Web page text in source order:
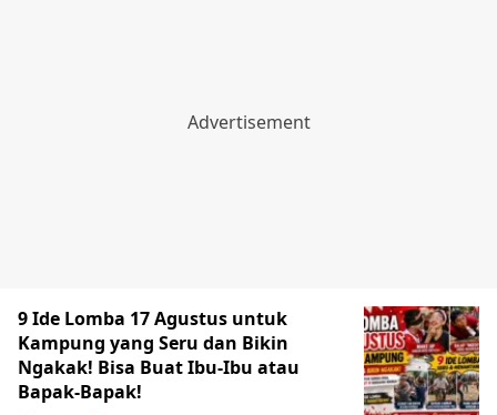
9 Ide Lomba 17 Agustus untuk
Kampung yang Seru dan Bikin
Ngakak! Bisa Buat Ibu-Ibu atau
Bapak-Bapak!